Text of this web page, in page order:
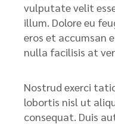
vulputate velit
illum. Dolore eu
eros et accumsan
nulla facilisis at
Nostrud exerci
lobortis nisl ut
consequat. Duis